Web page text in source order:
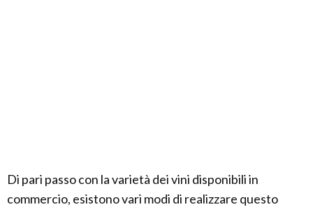
Di pari passo con la varietà dei vini disponibili in
commercio, esistono vari modi di realizzare questo